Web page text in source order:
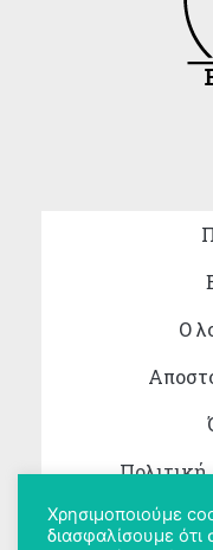
Ο
Χρησιμοποιούμε
διασφαλίσουμε